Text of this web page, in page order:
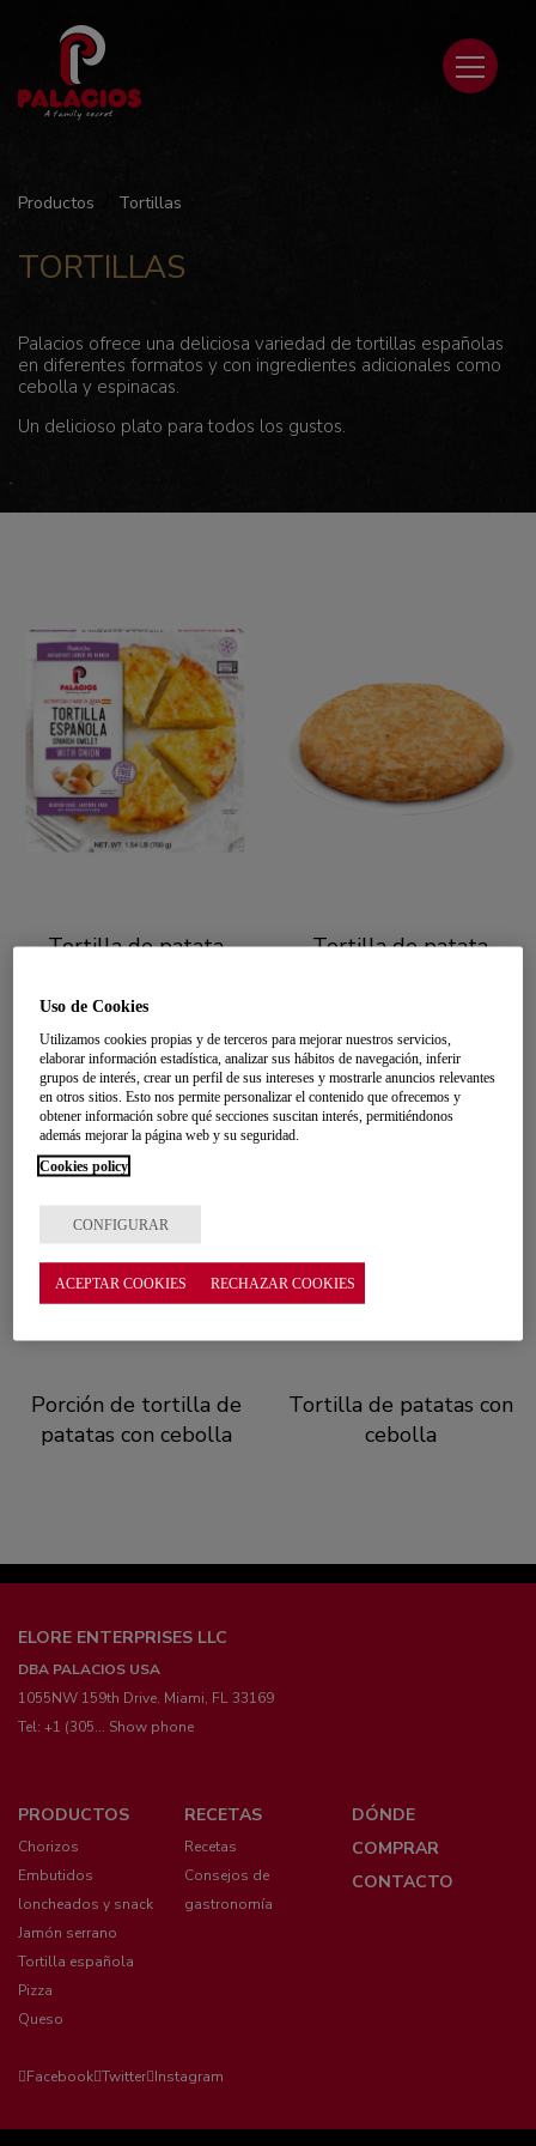
Productos Tortillas
TORTILLAS
Palacios ofrece una deliciosa variedad de tortillas españolas
en diferentes formatos y con ingredientes adicionales como
cebolla y espinacas.
Un delicioso plato para todos los gustos.
Tortilla de patata
Tortilla de patata
Porción de tortilla de
patatas con cebolla
Tortilla de patatas con
cebolla
ELORE ENTERPRISES LLC
DBA PALACIOS USA
1055NW 159th Drive. Miami, FL 33169
Tel: +1 (305... Show phone
Menú
pie
PRODUCTOS
Chorizos
Embutidos
loncheados y snack
Jamón serrano
Tortilla española
Pizza
Queso
RECETAS
Recetas
Consejos de
gastronomía
DÓNDE
COMPRAR
CONTACTO
Facebook Twitter Instagram
Uso de Cookies
Utilizamos cookies propias y de terceros para mejorar nuestros servicios,
elaborar información estadística, analizar sus hábitos de navegación, inferir
grupos de interés, crear un perfil de sus intereses y mostrarle anuncios relevantes
en otros sitios. Esto nos permite personalizar el contenido que ofrecemos y
obtener información sobre qué secciones suscitan interés, permitiéndonos
además mejorar la página web y su seguridad.
Cookies policy
CONFIGURAR
RECHAZAR COOKIES
ACEPTAR COOKIES